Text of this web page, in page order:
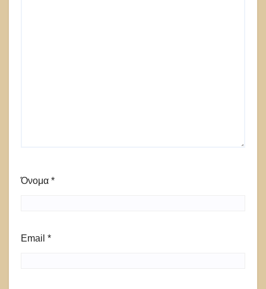
Όνομα *
Email *